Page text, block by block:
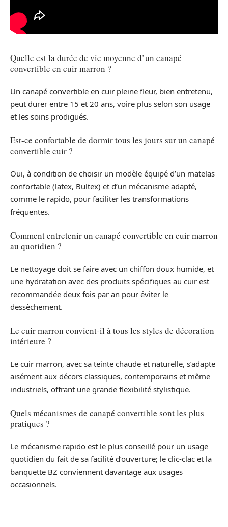
Quelle est la durée de vie moyenne d’un canapé
convertible en cuir marron ?
Un canapé convertible en cuir pleine fleur, bien entretenu,
peut durer entre 15 et 20 ans, voire plus selon son usage
et les soins prodigués.
Est-ce confortable de dormir tous les jours sur un canapé
convertible cuir ?
Oui, à condition de choisir un modèle équipé d’un matelas
confortable (latex, Bultex) et d’un mécanisme adapté,
comme le rapido, pour faciliter les transformations
fréquentes.
Comment entretenir un canapé convertible en cuir marron
au quotidien ?
Le nettoyage doit se faire avec un chiffon doux humide, et
une hydratation avec des produits spécifiques au cuir est
recommandée deux fois par an pour éviter le
dessèchement.
Le cuir marron convient-il à tous les styles de décoration
intérieure ?
Le cuir marron, avec sa teinte chaude et naturelle, s’adapte
aisément aux décors classiques, contemporains et même
industriels, offrant une grande flexibilité stylistique.
Quels mécanismes de canapé convertible sont les plus
pratiques ?
Le mécanisme rapido est le plus conseillé pour un usage
quotidien du fait de sa facilité d’ouverture; le clic-clac et la
banquette BZ conviennent davantage aux usages
occasionnels.